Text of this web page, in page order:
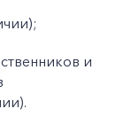
и